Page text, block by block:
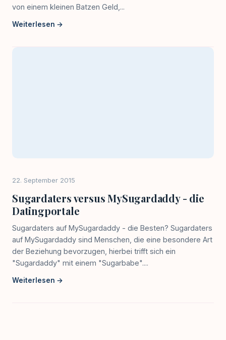
von einem kleinen Batzen Geld,...
Weiterlesen →
22. September 2015
Sugardaters versus MySugardaddy - die
Datingportale
Sugardaters auf MySugardaddy - die Besten? Sugardaters
auf MySugardaddy sind Menschen, die eine besondere Art
der Beziehung bevorzugen, hierbei trifft sich ein
"Sugardaddy" mit einem "Sugarbabe"....
Weiterlesen →